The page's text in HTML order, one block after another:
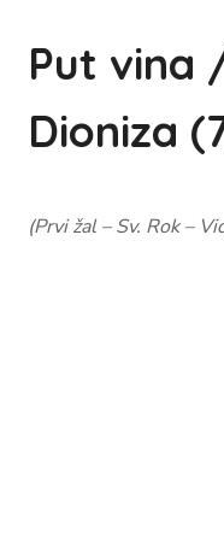
Put vina
Dioniza
(Prvi žal – Sv. Rok –